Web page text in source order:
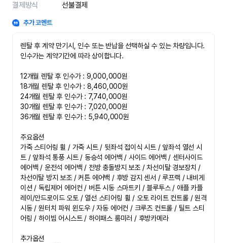
결제방식
선불결제
추가 코멘트
렌탈 후 계약 만기시, 인수 또는 반납을 선택하실 수 있는 차량입니다.
인수가는 계약기간에 따라 상이합니다.
12개월 렌탈 후 인수가 : 9,000,000원
18개월 렌탈 후 인수가 : 8,460,000원
24개월 렌탈 후 인수가 : 7,740,000원
30개월 렌탈 후 인수가 : 7,020,000원
36개월 렌탈 후 인수가 : 5,940,000원
주요옵션
가죽 스티어링 휠 / 가죽 시트 / 뒷좌석 접이식 시트 / 앞좌석 열선 시
트 / 앞좌석 통풍 시트 / 동승석 에어백 / 사이드 에어백 / 센터사이드
에어백 / 운전석 에어백 / 전방 충돌방지 보조 / 차선이탈 경보장치 /
차선이탈 방지 보조 / 커튼 에어백 / 후방 감지 센서 / 루프랙 / 내비게
이션 / 독립제어 에어컨 / 버튼 시동 스마트키 / 블루투스 / 애플 카플
레이/안드로이드 오토 / 열선 스티어링 휠 / 오토 라이트 컨트롤 / 원격
시동 / 원터치 파워 윈도우 / 자동 에어컨 / 크루즈 컨트롤 / 틸트 스티
어링 / 하이빔 어시스트 / 하이패스 룸미러 / 후방카메라
추가옵션